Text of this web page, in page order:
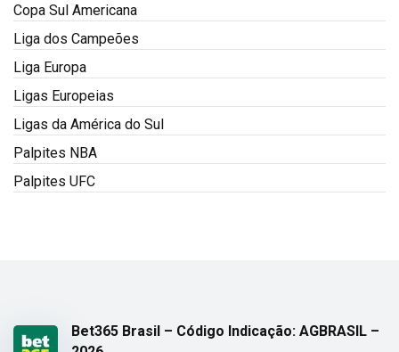
Copa Sul Americana
Liga dos Campeões
Liga Europa
Ligas Europeias
Ligas da América do Sul
Palpites NBA
Palpites UFC
Bet365 Brasil – Código Indicação: AGBRASIL –